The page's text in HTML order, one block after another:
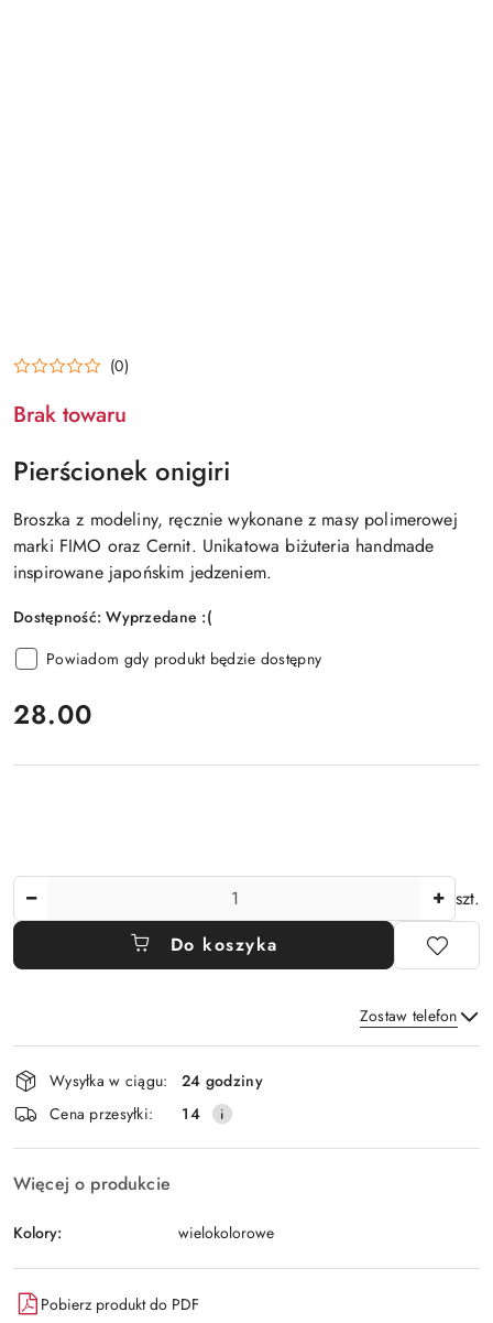
(0)
Brak towaru
Pierścionek onigiri
Broszka z modeliny, ręcznie wykonane z masy polimerowej
marki FIMO oraz Cernit. Unikatowa biżuteria handmade
inspirowane japońskim jedzeniem.
Dostępność:Wyprzedane :(
Powiadom gdy produkt będzie dostępny
cena:
28.00
szt.
Do koszyka
Zostaw telefon
Wyślij
Dostępność
i
dostawa
Wysyłka w ciągu:
24 godziny
Cena przesyłki:
14
Więcej o produkcie
Kolory: wielokolorowe
Pobierz produkt do PDF